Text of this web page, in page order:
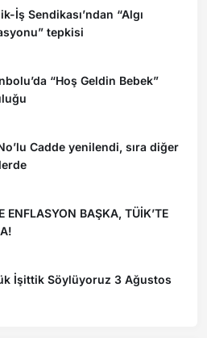
İş Sendikası’ndan “Algı
tepkisi
“Hoş Geldin Bebek”
Cadde yenilendi, sıra diğer
ENFLASYON BAŞKA, TÜİK’TE
İşittik Söylüyoruz 3 Ağustos